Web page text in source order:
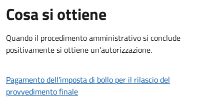
Cosa si ottiene
Quando il procedimento amministrativo si conclude
positivamente si ottiene un'autorizzazione.
Pagamento dell'imposta di bollo per il rilascio del
provvedimento finale